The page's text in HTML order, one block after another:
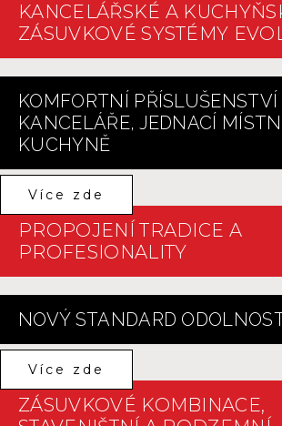
KANCELÁŘSKÉ A
ZÁSUVKOVÉ SYSTÉMY
KOMFORTNÍ PŘÍSLUŠENSTVÍ
KANCELÁŘE, JEDNACÍ
KUCHYNĚ
Více zde
PROPOJENÍ TRADICE A
PROFESIONALITY
NOVÝ STANDARD
Více zde
ZÁSUVKOVÉ KOMBINACE,